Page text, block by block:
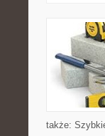
także: